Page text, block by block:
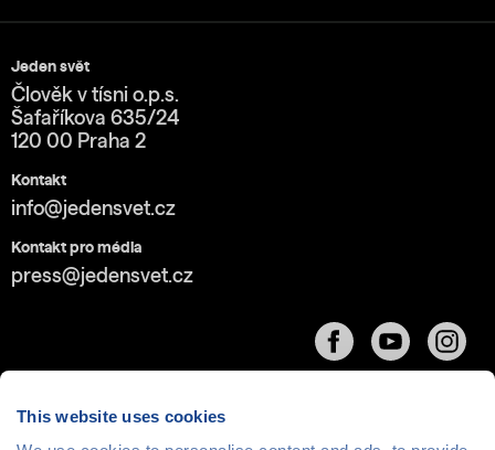
This website uses cookies
Jeden svět
Člověk v tísni o.p.s.
Šafaříkova 635/24
120 00 Praha 2
Kontakt
info@jedensvet.cz
Kontakt pro média
press@jedensvet.cz